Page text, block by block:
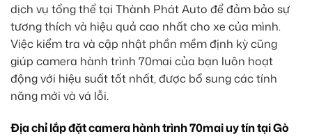
dịch vụ tổng thể tại Thành Phát Auto để đảm bảo sự
tương thích và hiệu quả cao nhất cho xe của mình.
Việc kiểm tra và cập nhật phần mềm định kỳ cũng
giúp camera hành trình 70mai của bạn luôn hoạt
động với hiệu suất tốt nhất, được bổ sung các tính
năng mới và vá lỗi.
Địa chỉ lắp đặt camera hành trình 70mai uy tín tại Gò